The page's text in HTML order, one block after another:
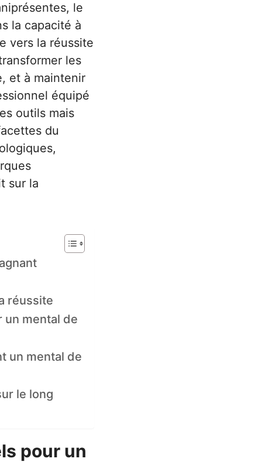
le
la capacité à
vers la réussite
les
et à maintenir
équipé
outils mais
du
sur la
réussite
un mental de
un mental de
le long
pour un